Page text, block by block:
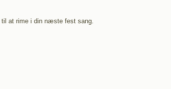
til at rime i din næste fest sang.